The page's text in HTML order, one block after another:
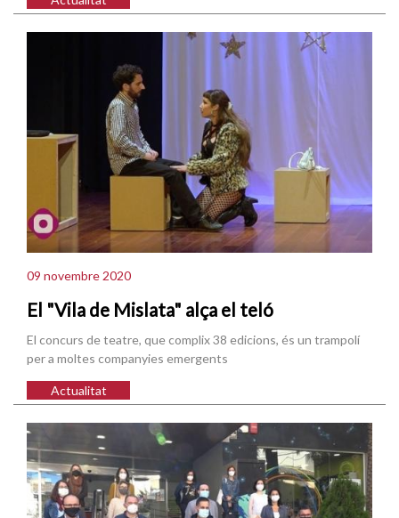
09 novembre 2020
El "Vila de Mislata" alça el teló
El concurs de teatre, que complix 38 edicions, és un trampolí
per a moltes companyies emergents
Actualitat